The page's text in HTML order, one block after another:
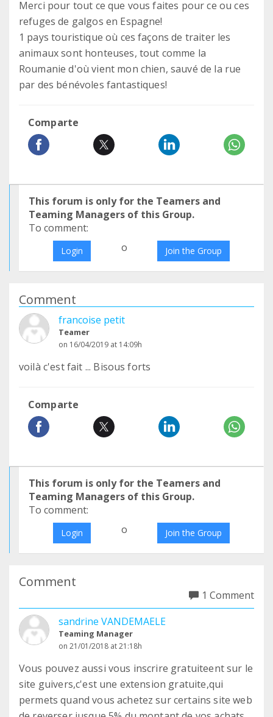
Merci pour tout ce que vous faites pour ce ou ces
refuges de galgos en Espagne!
1 pays touristique où ces façons de traiter les
animaux sont honteuses, tout comme la
Roumanie d'où vient mon chien, sauvé de la rue
par des bénévoles fantastiques!
Comparte
This forum is only for the Teamers and
Teaming Managers of this Group.
To comment:
Login o Join the Group
Comment
francoise petit
Teamer
on 16/04/2019 at 14:09h
voilà c'est fait ... Bisous forts
Comparte
This forum is only for the Teamers and
Teaming Managers of this Group.
To comment:
Login o Join the Group
Comment
1 Comment
sandrine VANDEMAELE
Teaming Manager
on 21/01/2018 at 21:18h
Vous pouvez aussi vous inscrire gratuiteent sur le
site guivers,c'est une extension gratuite,qui
permets quand vous achetez sur certains site web